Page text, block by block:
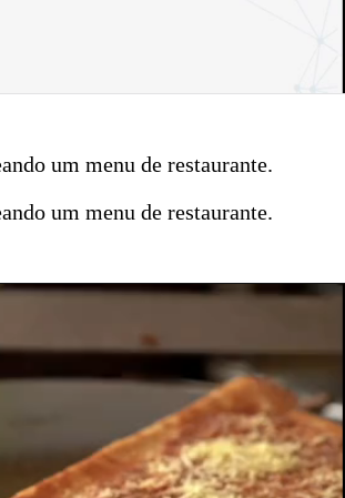
um menu de restaurante.
um menu de restaurante.